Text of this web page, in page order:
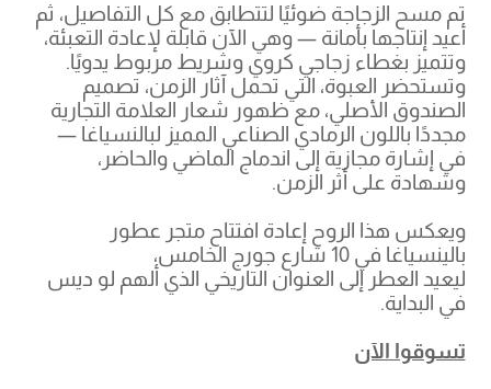
تم مسح الزجاجة ضوئيًا لتتطابق مع كل التفاصيل، ثم
أعيد إنتاجها بأمانة — وهي الآن قابلة لإعادة التعبئة،
وتتميز بغطاء زجاجي كروي وشريط مربوط يدويًا.
وتستحضر العبوة، التي تحمل آثار الزمن، تصميم
الصندوق الأصلي، مع ظهور شعار العلامة التجارية
مجددًا باللون الرمادي الصناعي المميز لبالنسياغا —
في إشارة مجازية إلى اندماج الماضي والحاضر،
وشهادة على أثر الزمن.
ويعكس هذا الروح إعادة افتتاح متجر عطور
بالينسياغا في 10 شارع جورج الخامس،
ليعيد العطر إلى العنوان التاريخي الذي ألهم لو ديس
في البداية.
تسوقوا الآن